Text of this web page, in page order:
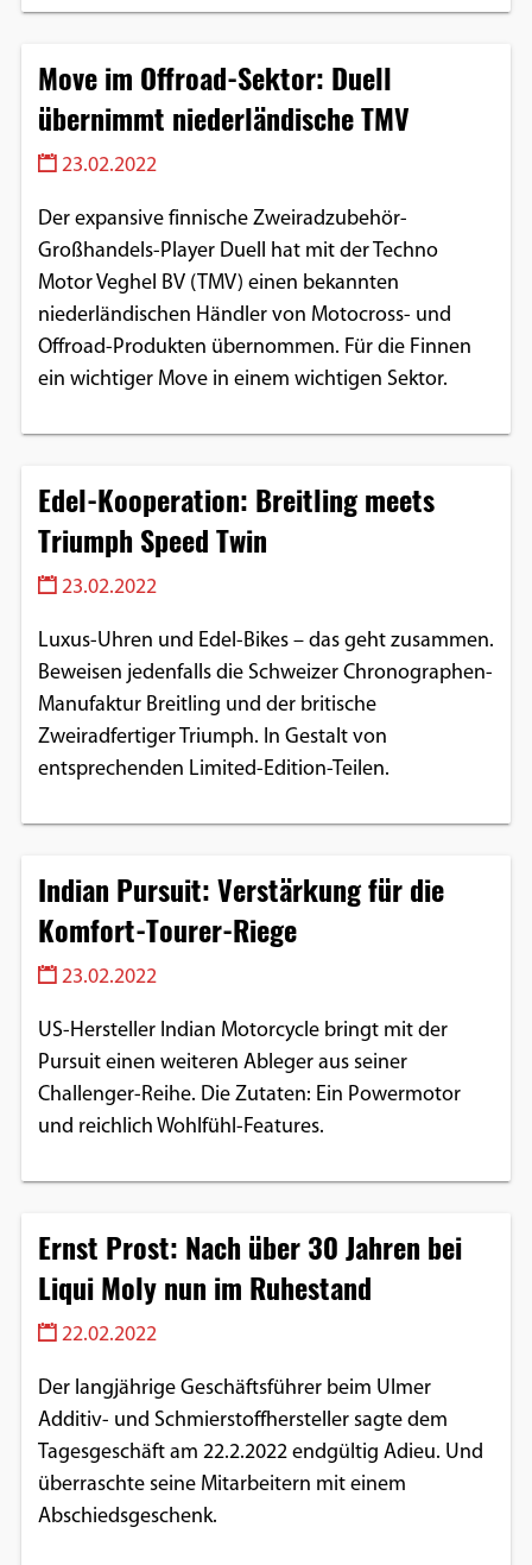
Move im Offroad-Sektor: Duell
übernimmt niederländische TMV
23.02.2022
Der expansive finnische Zweiradzubehör-
Großhandels-Player Duell hat mit der Techno
Motor Veghel BV (TMV) einen bekannten
niederländischen Händler von Motocross- und
Offroad-Produkten übernommen. Für die Finnen
ein wichtiger Move in einem wichtigen Sektor.
Edel-Kooperation: Breitling meets
Triumph Speed Twin
23.02.2022
Luxus-Uhren und Edel-Bikes – das geht zusammen.
Beweisen jedenfalls die Schweizer Chronographen-
Manufaktur Breitling und der britische
Zweiradfertiger Triumph. In Gestalt von
entsprechenden Limited-Edition-Teilen.
Indian Pursuit: Verstärkung für die
Komfort-Tourer-Riege
23.02.2022
US-Hersteller Indian Motorcycle bringt mit der
Pursuit einen weiteren Ableger aus seiner
Challenger-Reihe. Die Zutaten: Ein Powermotor
und reichlich Wohlfühl-Features.
Ernst Prost: Nach über 30 Jahren bei
Liqui Moly nun im Ruhestand
22.02.2022
Der langjährige Geschäftsführer beim Ulmer
Additiv- und Schmierstoffhersteller sagte dem
Tagesgeschäft am 22.2.2022 endgültig Adieu. Und
überraschte seine Mitarbeitern mit einem
Abschiedsgeschenk.